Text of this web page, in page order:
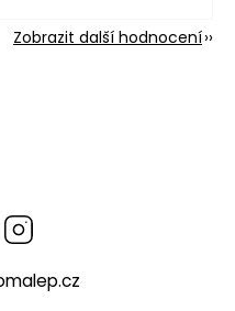
Zobrazit další hodnocení